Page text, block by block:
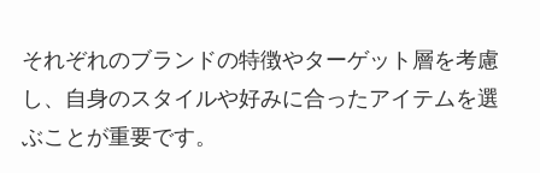
それぞれのブランドの特徴やターゲット層を考慮
し、自身のスタイルや好みに合ったアイテムを選
ぶことが重要です。